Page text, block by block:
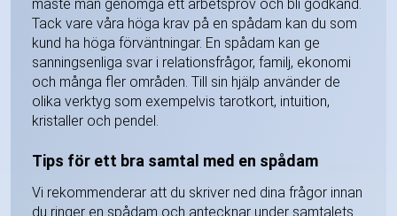
måste man genomgå ett arbetsprov och bli godkänd.
Tack vare våra höga krav på en spådam kan du som
kund ha höga förväntningar. En spådam kan ge
sanningsenliga svar i relationsfrågor, familj, ekonomi
och många fler områden. Till sin hjälp använder de
olika verktyg som exempelvis tarotkort, intuition,
kristaller och pendel.
Tips för ett bra samtal med en spådam
Vi rekommenderar att du skriver ned dina frågor innan
du ringer en spådam och antecknar under samtalets